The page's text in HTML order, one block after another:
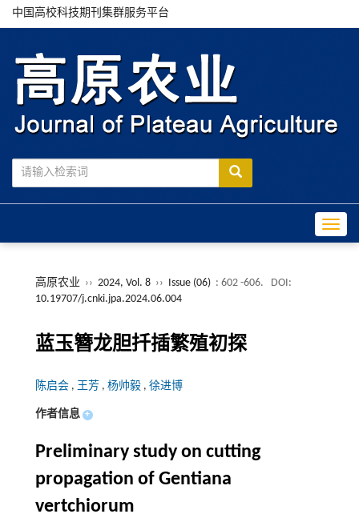
中国高校科技期刊集群服务平台
高原农业 ›› 2024, Vol. 8 ›› Issue (06) : 602 -606.
DOI:
10.19707/j.cnki.jpa.2024.06.004
蓝玉簪龙胆扦插繁殖初探
陈启会 , 王芳 , 杨帅毅 , 徐进博
作者信息 +
Preliminary study on cutting
propagation of Gentiana
vertchiorum